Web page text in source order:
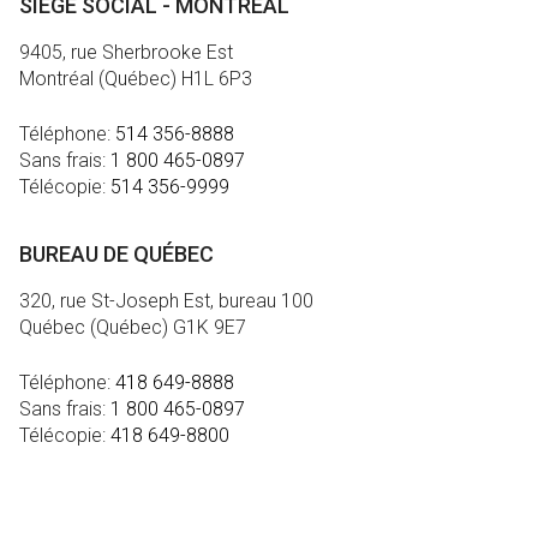
SIÈGE SOCIAL - MONTRÉAL
9405, rue Sherbrooke Est
Montréal (Québec) H1L 6P3
Téléphone: 514 356-8888
Sans frais: 1 800 465-0897
Télécopie: 514 356-9999
BUREAU DE QUÉBEC
320, rue St-Joseph Est, bureau 100
Québec (Québec) G1K 9E7
Téléphone: 418 649-8888
Sans frais: 1 800 465-0897
Télécopie: 418 649-8800